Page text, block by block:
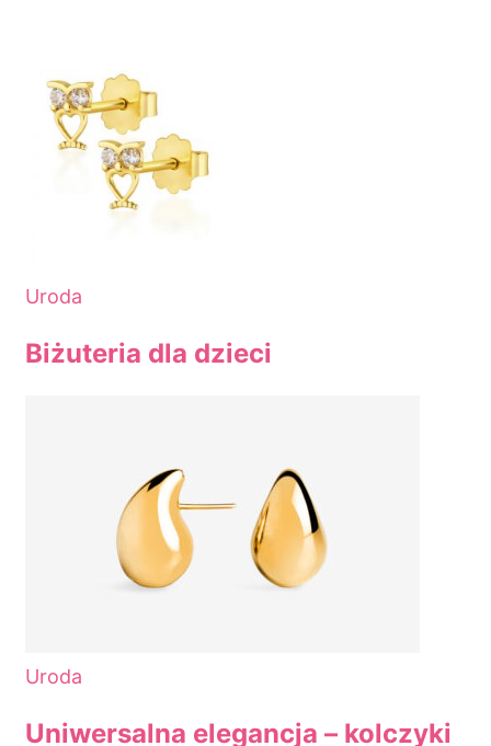
Uroda
Biżuteria dla dzieci
Uroda
Uniwersalna elegancja – kolczyki